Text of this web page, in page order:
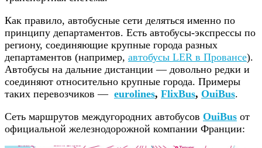
Как правило, автобусные сети деляться именно по
принципу департаментов. Есть автобусы-экспрессы по
региону, соединяющие крупные города разных
департаментов (например, автобусы LER в Провансе).
Автобусы на дальние дистанции — довольно редки и
соединяют относительно крупные города. Примеры
таких перевозчиков — eurolines, FlixBus, OuiBus.
Сеть маршрутов междугородних автобусов OuiBus от
официальной железнодорожной компании Франции: